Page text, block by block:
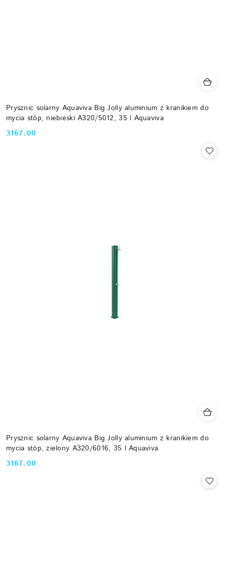
Prysznic solarny Aquaviva Big Jolly aluminium z kranikiem do
mycia stóp, niebieski A320/5012, 35 l Aquaviva
Cena:
3167.00
Prysznic solarny Aquaviva Big Jolly aluminium z kranikiem do
mycia stóp, zielony A320/6016, 35 l Aquaviva
Cena:
3167.00